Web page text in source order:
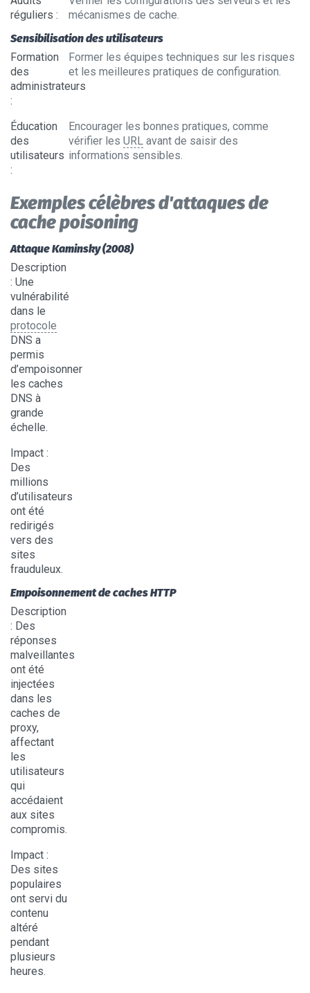
réguliers :
mécanismes de cache.
Sensibilisation des utilisateurs
Formation
des
administrateurs
:
Former les équipes techniques sur les risques
et les meilleures pratiques de configuration.
Éducation
des
utilisateurs
:
Encourager les bonnes pratiques, comme
vérifier les URLavant de saisir des
informations sensibles.
Exemples célèbres d'attaques de
cache poisoning
Attaque Kaminsky (2008)
Description
: Une
vulnérabilité
dans le
protocole
DNS a
permis
d’empoisonner
les caches
DNS à
grande
échelle.
Impact :
Des
millions
d’utilisateurs
ont été
redirigés
vers des
sites
frauduleux.
Empoisonnement de caches HTTP
Description
: Des
réponses
malveillantes
ont été
injectées
dans les
caches de
proxy,
affectant
les
utilisateurs
qui
accédaient
aux sites
compromis.
Impact :
Des sites
populaires
ont servi du
contenu
altéré
pendant
plusieurs
heures.